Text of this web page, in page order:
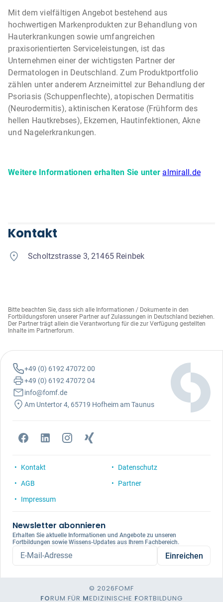
Mit dem vielfältigen Angebot bestehend aus
hochwertigen Markenprodukten zur Behandlung von
Hauterkrankungen sowie umfangreichen
praxisorientierten Serviceleistungen, ist das
Unternehmen einer der wichtigsten Partner der
Dermatologen in Deutschland. Zum Produktportfolio
zählen unter anderem Arzneimittel zur Behandlung der
Psoriasis (Schuppenflechte), atopischen Dermatitis
(Neurodermitis), aktinischen Keratose (Frühform des
hellen Hautkrebses), Ekzemen, Hautinfektionen, Akne
und Nagelerkrankungen.
Weitere Informationen erhalten Sie unter almirall.de
Kontakt
Scholtzstrasse 3, 21465 Reinbek
Bitte beachten Sie, dass sich alle Informationen / Dokumente in den
Fortbildungsforen unserer Partner auf Zulassungen in Deutschland beziehen.
Der Partner trägt allein die Verantwortung für die zur Verfügung gestellten
Inhalte im Partnerforum.
+49 (0) 6192 47072 00
+49 (0) 6192 47072 04
info@fomf.de
Am Untertor 4, 65719 Hofheim am Taunus
Kontakt
AGB
Impressum
Datenschutz
Partner
Newsletter abonnieren
Erhalten Sie aktuelle Informationen und Angebote zu unseren
Fortbildungen sowie Wissens-Updates aus Ihrem Fachbereich.
E-Mail-Adresse Einreichen
© 2026FOMF
FORUM FÜR MEDIZINISCHE FORTBILDUNG